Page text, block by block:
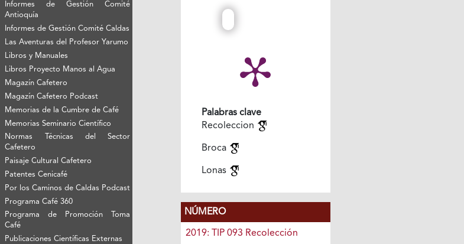
Informes de Gestión Comité
Antioquía
Informes de Gestión Comité Caldas
Las Aventuras del Profesor Yarumo
Libros y Manuales
Libros Proyecto Manos al Agua
Magazín Cafetero
Magazín Cafetero Podcast
Memorias de la Cumbre de Café
Memorias Seminario Científico
Normas Técnicas del Sector
Cafetero
Paisaje Cultural Cafetero
Patentes Cenicafé
Por los Caminos de Caldas Podcast
Programa Café 360
Programa de Promoción Toma
Café
Publicaciones Científicas Externas
Palabras clave
Recoleccion
Broca
Lonas
NÚMERO
2019: TIP 093 Recolección